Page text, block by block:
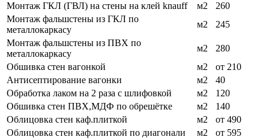
Монтаж ГКЛ (ГВЛ) на стены на клей knauff
м2
260
Монтаж фальшстены из ГКЛ по
металлокаркасу
м2
245
Монтаж фальшстены из ПВХ по
металлокаркасу
м2
280
Обшивка стен вагонкой
м2
от 210
Антисептирование вагонки
м2
40
Обработка лаком на 2 раза с шлифовкой
м2
120
Обшивка стен ПВХ,МДФ по обрешётке
м2
140
Облицовка стен каф.плиткой
м2
от 490
Облицовка стен каф.плиткой по диагонали
м2
от 595